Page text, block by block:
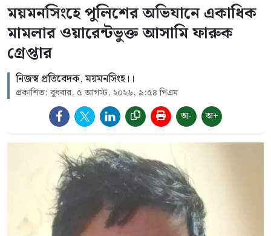
ময়মনসিংহে পুলিশের অভিযানে একাধিক
মামলার ওয়ারেন্টভুক্ত আসামি ফারুক
গ্রেপ্তার
নিজস্ব প্রতিবেদক, ময়মনসিংহ।।
প্রকাশিত: বুধবার, ৫ আগস্ট, ২০২৬, ৯:৫৪ পিএম
অ- অ+